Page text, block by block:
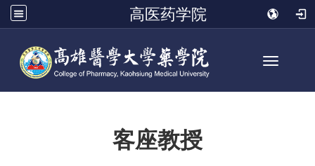
高医药学院
Toggle
客座教授